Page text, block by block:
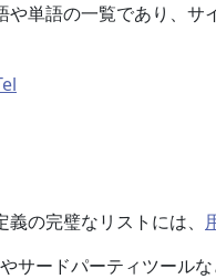
単語の一覧であり、サ
の完璧なリストには、
サードパーティツール